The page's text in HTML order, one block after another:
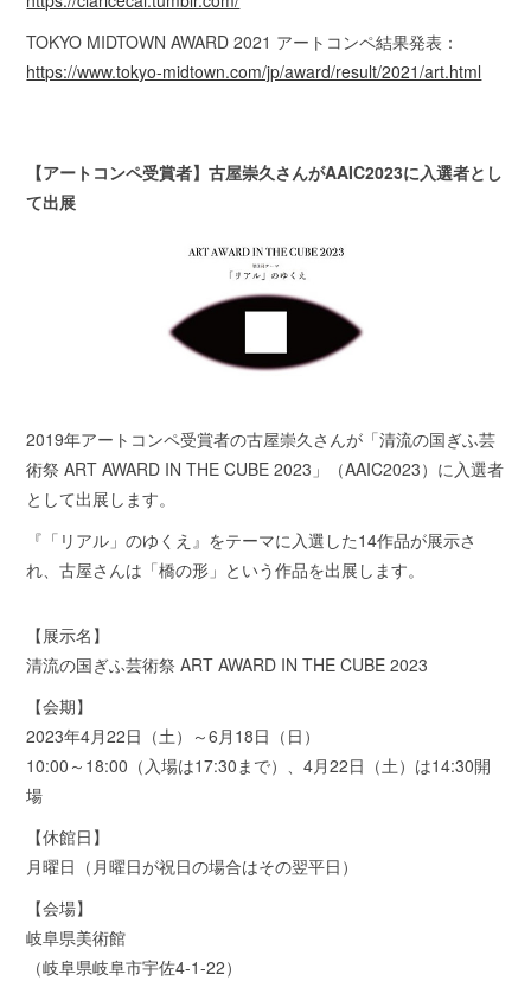
TOKYO MIDTOWN AWARD 2021 アートコンペ結果発表：
https://www.tokyo-midtown.com/jp/award/result/2021/art.html
【アートコンペ受賞者】古屋崇久さんがAAIC2023に入選者とし
て出展
2019年アートコンペ受賞者の古屋崇久さんが「清流の国ぎふ芸
術祭 ART AWARD IN THE CUBE 2023」（AAIC2023）に入選者
として出展します。
『「リアル」のゆくえ』をテーマに入選した14作品が展示さ
れ、古屋さんは「橋の形」という作品を出展します。
【展示名】
清流の国ぎふ芸術祭 ART AWARD IN THE CUBE 2023
【会期】
2023年4月22日（土）～6月18日（日）
10:00～18:00（入場は17:30まで）、4月22日（土）は14:30開
場
【休館日】
月曜日（月曜日が祝日の場合はその翌平日）
【会場】
岐阜県美術館
（岐阜県岐阜市宇佐4-1-22）